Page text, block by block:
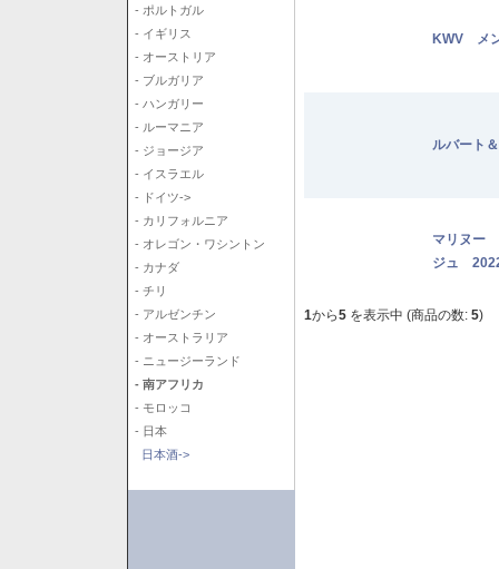
- ポルトガル
- イギリス
- オーストリア
- ブルガリア
- ハンガリー
- ルーマニア
- ジョージア
- イスラエル
- ドイツ->
- カリフォルニア
- オレゴン・ワシントン
- カナダ
- チリ
- アルゼンチン
- オーストラリア
- ニュージーランド
- 南アフリカ
- モロッコ
- 日本
日本酒->
KWV メ
ルバート
マリヌー
ジュ
1から5 を表示中 (商品の数: 5)